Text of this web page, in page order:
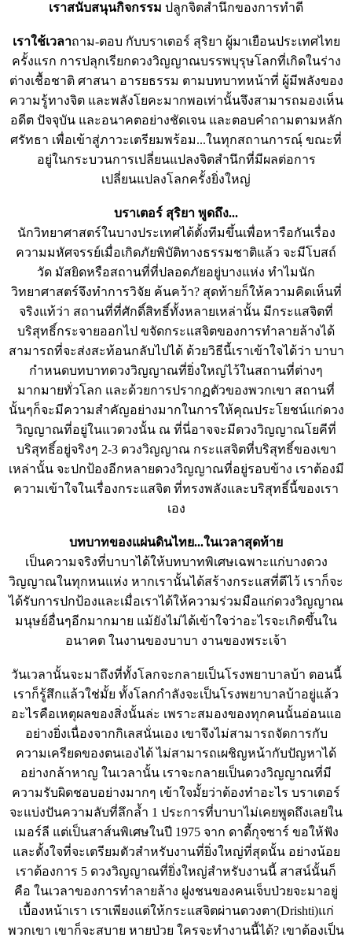
เราสนับสนุนกิจกรรม ปลูกจิตสำนึกของการทำดี
เราใช้เวลาถาม-ตอบ กับบราเตอร์ สุริยา ผู้มาเยือนประเทศไทย
ครั้งแรก การปลุกเรียกดวงวิญญาณบรรพบุรุษโลกที่เกิดในร่าง
ต่างเชื้อชาติ ศาสนา อารยธรรม ตามบทบาทหน้าที่ ผู้มีพลังของ
ความรู้ทางจิต และพลังโยคะมากพอเท่านั้นจึงสามารถมองเห็น
อดีต ปัจจุบัน และอนาคตอย่างชัดเจน และตอบคำถามตามหลัก
ศรัทธา เพื่อเข้าสู่ภาวะเตรียมพร้อม...ในทุกสถานการณฺ์ ขณะที่
อยู่ในกระบวนการเปลี่ยนแปลงจิตสำนึกที่มีผลต่อการ
เปลี่ยนแปลงโลกครั้งยิ่งใหญ่
บราเตอร์ สุริยา พูดถึง...
นักวิทยาศาสตร์ในบางประเทศได้ตั้งทีมขึ้นเพื่อหารือกันเรื่อง
ความมหัศจรรย์เมื่อเกิดภัยพิบัติทางธรรมชาติแล้ว จะมีโบสถ์
วัด มัสยิดหรือสถานที่ที่ปลอดภัยอยู่บางแห่ง ทำไมนัก
วิทยาศาสตร์จึงทำการวิจัย ค้นคว้า? สุดท้ายก็ให้ความคิดเห็นที่
จริงแท้ว่า สถานที่ที่ศักดิ์สิทธิ์ทั้งหลายเหล่านั้น มีกระแสจิตที่
บริสุทธิ์กระจายออกไป ขจัดกระแสจิตของการทำลายล้างได้
สามารถที่จะส่งสะท้อนกลับไปได้ ด้วยวิธีนี้เราเข้าใจได้ว่า บาบา
กำหนดบทบาทดวงวิญญาณที่ยิ่งใหญ่ไว้ในสถานที่ต่างๆ
มากมายทั่วโลก และด้วยการปรากฏตัวของพวกเขา สถานที่
นั้นๆก็จะมีความสำคัญอย่างมากในการให้คุณประโยชน์แก่ดวง
วิญญาณที่อยู่ในแวดวงนั้น ณ ที่นี่อาจจะมีดวงวิญญาณโยคีที่
บริสุทธิ์อยู่จริงๆ 2-3 ดวงวิญญาณ กระแสจิตที่บริสุทธิ์ของเขา
เหล่านั้น จะปกป้องอีกหลายดวงวิญญาณที่อยู่รอบข้าง เราต้องมี
ความเข้าใจในเรื่องกระแสจิต ที่ทรงพลังและบริสุทธิ์นี้ของเรา
เอง
บทบาทของแผ่นดินไทย...ในเวลาสุดท้าย
เป็นความจริงที่บาบาได้ให้บทบาทพิเศษเฉพาะแก่บางดวง
วิญญาณในทุกหนแห่ง หากเรานั้นได้สร้างกระแสที่ดีไว้ เราก็จะ
ได้รับการปกป้องและเมื่อเราได้ให้ความร่วมมือแก่ดวงวิญญาณ
มนุษย์อื่นๆอีกมากมาย แม้ยังไม่ได้เข้าใจว่าอะไรจะเกิดขึ้นใน
อนาคต ในงานของบาบา งานของพระเจ้า
วันเวลานั้นจะมาถึงที่ทั้งโลกจะกลายเป็นโรงพยาบาลบ้า ตอนนี้
เราก็รู้สึกแล้วใช่มั้ย ทั้งโลกกำลังจะเป็นโรงพยาบาลบ้าอยู่แล้ว
อะไรคือเหตุผลของสิ่งนั้นล่ะ เพราะสมองของทุกคนนั้นอ่อนแอ
อย่างยิ่งเนื่องจากกิเลสนั่นเอง เขาจึงไม่สามารถจัดการกับ
ความเครียดของตนเองได้ ไม่สามารถเผชิญหน้ากับปัญหาได้
อย่างกล้าหาญ ในเวลานั้น เราจะกลายเป็นดวงวิญญาณที่มี
ความรับผิดชอบอย่างมากๆ เข้าใจมั้ยว่าต้องทำอะไร บราเตอร์
จะแบ่งปันความลับที่ลึกล้ำ 1 ประการที่บาบาไม่เคยพูดถึงเลยใน
เมอร์ลี แต่เป็นสาส์นพิเศษในปี 1975 จาก ดาดี้กุจซาร์ ขอให้ฟัง
และตั้งใจที่จะเตรียมตัวสำหรับงานที่ยิ่งใหญ่ที่สุดนั้น อย่างน้อย
เราต้องการ 5 ดวงวิญญาณที่ยิ่งใหญ่สำหรับงานนี้ สาสน์นั้นก็
คือ ในเวลาของการทำลายล้าง ฝูงชนของคนเจ็บป่วยจะมาอยู่
เบื้องหน้าเรา เราเพียงแต่ให้กระแสจิตผ่านดวงตา(Drishti)แก่
พวกเขา เขาก็จะสบาย หายป่วย ใครจะทำงานนี้ได้? เขาต้องเป็น